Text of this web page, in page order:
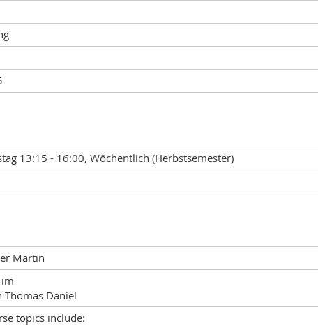
13:15 - 16:00, Wöchentlich (Herbstsemester)
Martin
Thomas Daniel
topics include: